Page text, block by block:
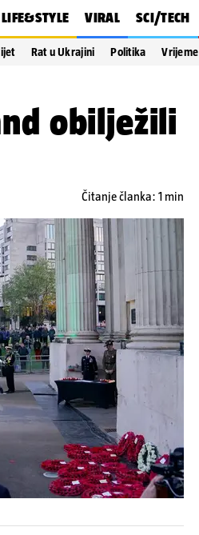
LIFE&STYLE VIRAL SCI/TECH
Rat u Ukrajini Politika Vrijeme
obilježili
Čitanje članka: 1 min